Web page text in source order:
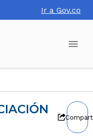
Ir a Gov.co